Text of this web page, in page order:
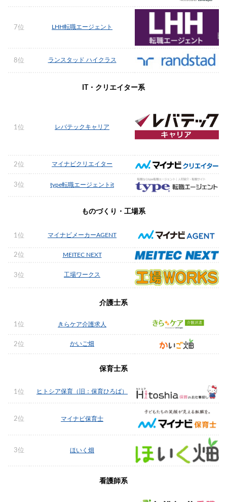
7位 LHH転職エージェント
8位 ランスタッド ハイクラス
IT・クリエイター系
1位 レバテックキャリア
2位 マイナビクリエイター
3位 type転職エージェントit
ものづくり・工場系
1位 マイナビメーカーAGENT
2位 MEITEC NEXT
3位 工場ワークス
介護士系
1位 きらケア介護求人
2位 かいご畑
保育士系
1位 ヒトシア保育（旧：保育ひろば）
2位 マイナビ保育士
3位 ほいく畑
看護師系